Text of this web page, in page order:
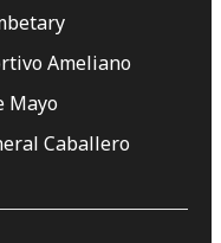
Ameliano
Mayo
Caballero